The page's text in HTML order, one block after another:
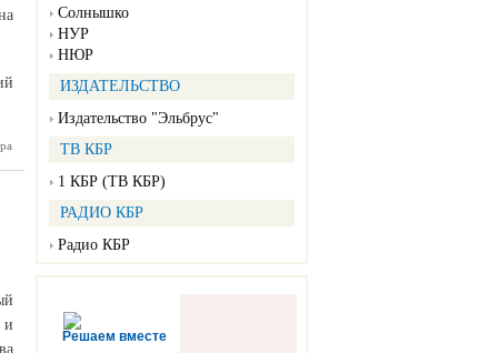
Солнышко
НУР
НЮР
ИЗДАТЕЛЬСТВО
Издательство "Эльбрус"
ТВ КБР
1 КБР (ТВ КБР)
РАДИО КБР
Радио КБР
Решаем вместе
штаб
и